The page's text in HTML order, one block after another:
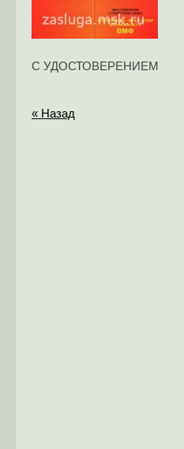
С УДОСТОВЕРЕНИЕМ
« Назад